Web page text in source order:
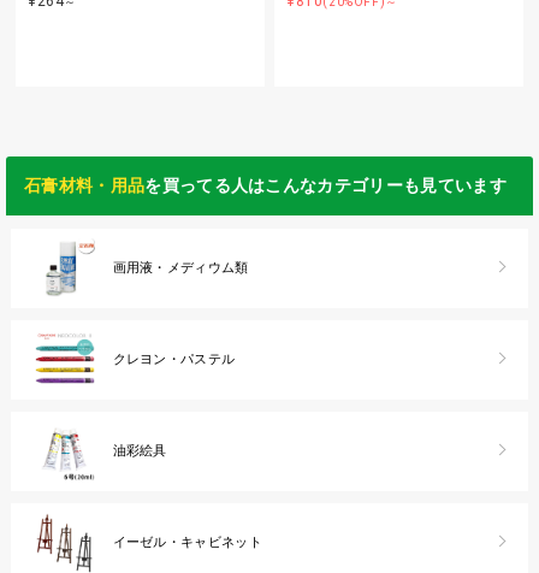
石膏材料・用品を買ってる人はこんなカテゴリーも見ています
画用液・メディウム類
クレヨン・パステル
油彩絵具
イーゼル・キャビネット